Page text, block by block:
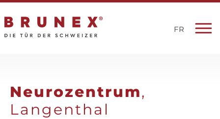
FR
Neurozentrum,
Langenthal